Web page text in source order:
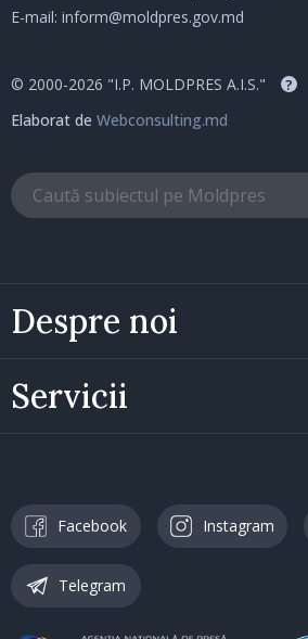
Despre noi
Servicii
E-mail: inform@moldpres.gov.md
© 2000-2026 "I.P. MOLDPRES A.I.S." ?
Elaborat de Webconsulting.md
Facebook Instagram
Telegram